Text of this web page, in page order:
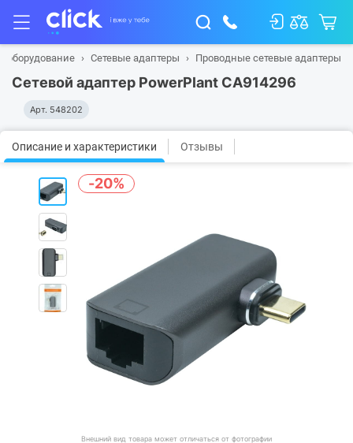
оборудование Сетевые адаптеры Проводные сетевые адаптеры
Сетевой адаптер PowerPlant CA914296
Арт. 548202
Описание и характеристики Отзывы
-20%
Внешний вид товара может отличаться от фотографии